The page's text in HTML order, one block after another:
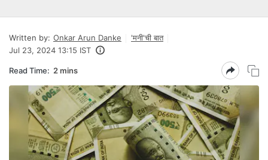
Written by: Onkar Arun Danke
'मनी'ची बात
Jul 23, 2024 13:15 IST
Read Time: 2 mins